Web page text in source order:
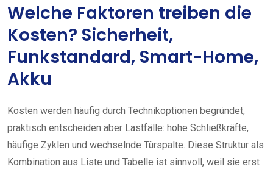
Welche Faktoren treiben die
Kosten? Sicherheit,
Funkstandard, Smart-Home,
Akku
Kosten werden häufig durch Technikoptionen begründet,
praktisch entscheiden aber Lastfälle: hohe Schließkräfte,
häufige Zyklen und wechselnde Türspalte. Diese Struktur als
Kombination aus Liste und Tabelle ist sinnvoll, weil sie erst